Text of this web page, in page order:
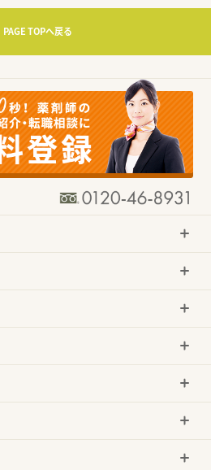
PAGE TOPへ戻る